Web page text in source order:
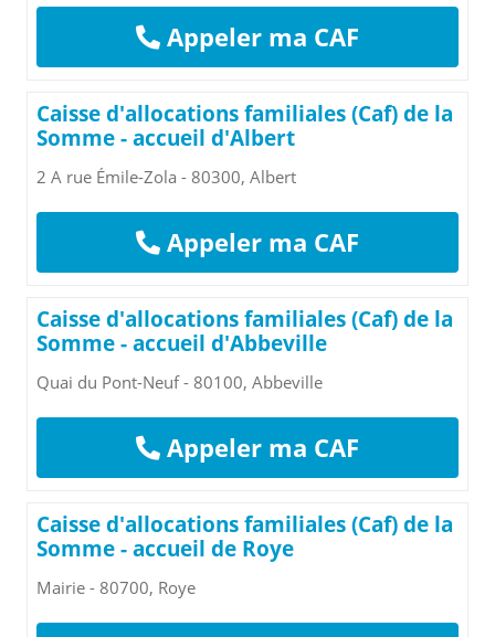
Appeler ma CAF
Caisse d'allocations familiales (Caf) de la
Somme - accueil d'Albert
2 A rue Émile-Zola - 80300, Albert
Appeler ma CAF
Caisse d'allocations familiales (Caf) de la
Somme - accueil d'Abbeville
Quai du Pont-Neuf - 80100, Abbeville
Appeler ma CAF
Caisse d'allocations familiales (Caf) de la
Somme - accueil de Roye
Mairie - 80700, Roye